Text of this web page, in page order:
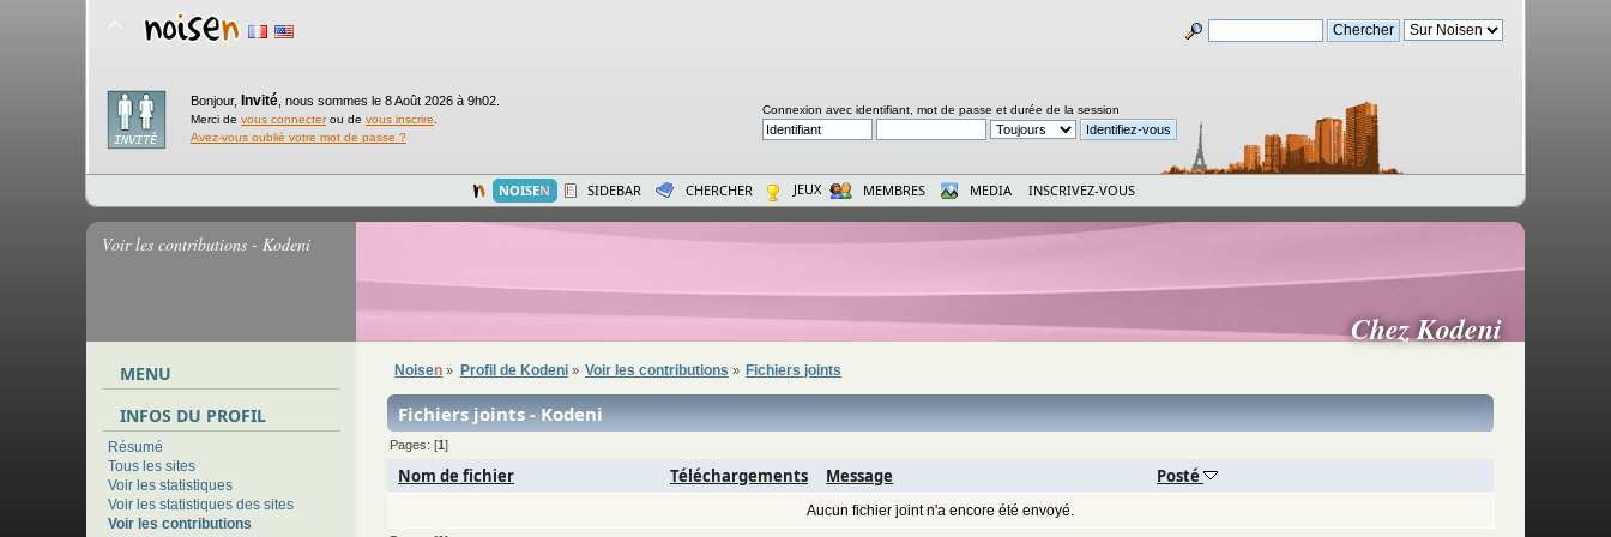
Bonjour, Invité nous sommes le 8 Août 2026 à 9h02.
Merci de vous connecterou de vous inscrire
Avez-vous oublié votre mot de passe ?
Connexion avec identifiant, mot de passe et durée de la session
NOISEN SIDEBAR CHERCHER JEUX MEMBRES MEDIA INSCRIVEZ-VOUS
Voir les contributions - Kodeni
MENU
INFOS DU PROFIL
Résumé
Tous les sites
Voir les statistiques
Voir les statistiques des sites
Voir les contributions
Chez Kodeni
Noisen » Profil de Kodeni» Voir les contributions » Fichiers joints
Fichiers joints - Kodeni
Pages: [1]
Nom de fichier Téléchargements Message Posté
Aucun fichier joint n'a encore été envoyé.